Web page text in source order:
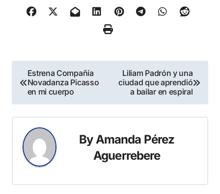
Navegación
de
entradas
Estrena Compañía
Novadanza Picasso
en mi cuerpo
Liliam Padrón y una
ciudad que aprendió
a bailar en espiral
By Amanda Pérez
Aguerrebere